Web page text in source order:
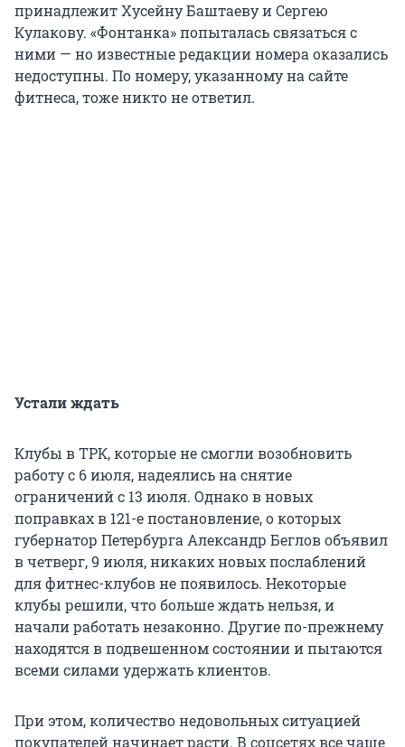
принадлежит Хусейну Баштаеву и Сергею
Кулакову. «Фонтанка» попыталась связаться с
ними — но известные редакции номера оказались
недоступны. По номеру, указанному на сайте
фитнеса, тоже никто не ответил.
Устали ждать
Клубы в ТРК, которые не смогли возобновить
работу с 6 июля, надеялись на снятие
ограничений с 13 июля. Однако в новых
поправках в 121-е постановление, о которых
губернатор Петербурга Александр Беглов объявил
в четверг, 9 июля, никаких новых послаблений
для фитнес-клубов не появилось. Некоторые
клубы решили, что больше ждать нельзя, и
начали работать незаконно. Другие по-прежнему
находятся в подвешенном состоянии и пытаются
всеми силами удержать клиентов.
При этом, количество недовольных ситуацией
покупателей начинает расти. В соцсетях все чаще